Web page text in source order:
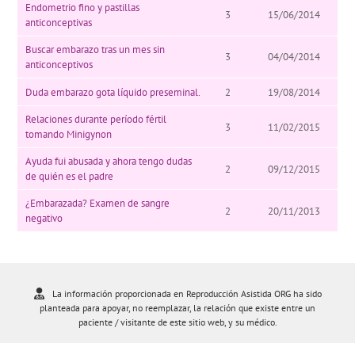
Endometrio fino y pastillas
anticonceptivas
3 15/06/2014
Buscar embarazo tras un mes sin
anticonceptivos
3 04/04/2014
Duda embarazo gota líquido preseminal. 2
19/08/2014
Relaciones durante período fértil
tomando Minigynon
3 11/02/2015
Ayuda fui abusada y ahora tengo dudas
de quién es el padre
2 09/12/2015
¿Embarazada? Examen de sangre
negativo
2 20/11/2013
La información proporcionada en Reproducción Asistida ORG ha sido
planteada para apoyar, no reemplazar, la relación que existe entre un
paciente / visitante de este sitio web, y su médico.